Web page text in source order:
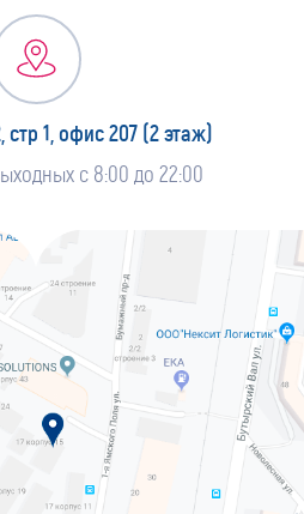
стр 1, офис 207 (2 этаж)
с 8:00 до 22:00